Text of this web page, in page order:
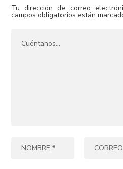
Tu dirección de correo
campos obligatorios están